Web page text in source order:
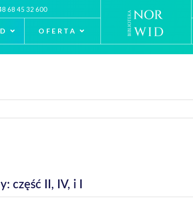
68 45 32 600
OFERTA
część II, IV, i I